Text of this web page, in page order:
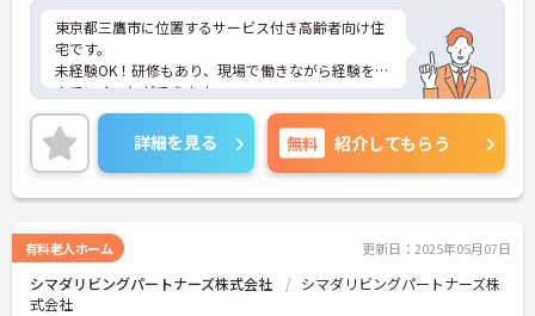
東京都三鷹市に位置するサービス付き高齢者向け住
宅です。
未経験OK！研修もあり、現場で働きながら経験を積
んでいくことができます。
ご興味をお持ちの方はお気軽にお問い合わせくださ
い。
詳細を見る 無料 紹介してもらう
有料老人ホーム 更新日：2025年05月07日
シマダリビングパートナーズ株式会社
シマダリビングパートナーズ株
式会社